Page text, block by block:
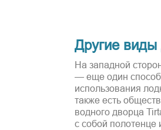
Другие виды
На западной
— еще один способ
использования
также есть
водного дворца
с собой полотенце